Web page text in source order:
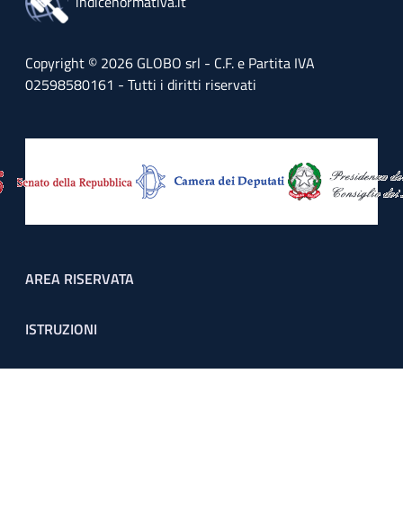
Copyright © 2026 GLOBO srl - C.F. e Partita IVA
02598580161 - Tutti i diritti riservati
Footer menu
AREA RISERVATA
ISTRUZIONI